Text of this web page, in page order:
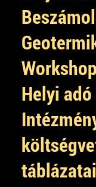
Helyi
táblázatai